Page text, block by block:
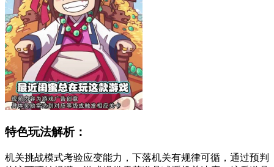
特色玩法解析：
机关挑战模式考验应变能力，下落机关有规律可循，通过预判